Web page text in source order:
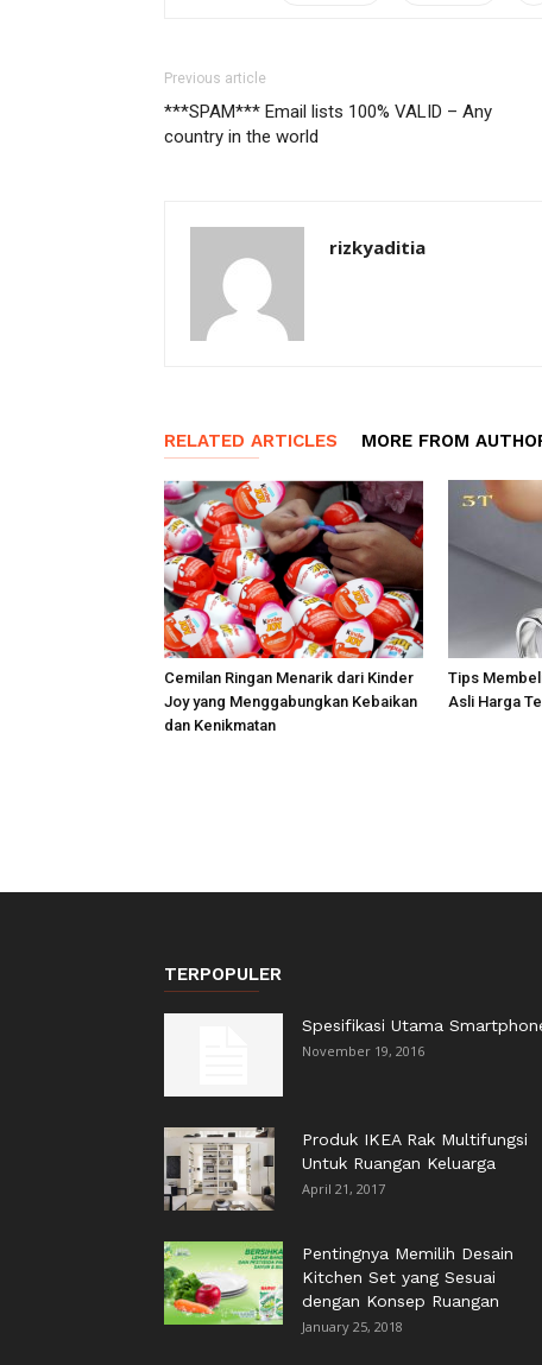
Previous article
***SPAM*** Email lists 100% VALID – Any
country in the world
rizkyaditia
RELATED ARTICLES MORE FROM
Cemilan Ringan Menarik dari Kinder
Joy yang Menggabungkan Kebaikan
dan Kenikmatan
Tips
Asli Harga
TERPOPULER
Spesifikasi Utama
November 19, 2016
Produk IKEA Rak Multifungsi
Untuk Ruangan Keluarga
April 21, 2017
Pentingnya Memilih Desain
Kitchen Set yang Sesuai
dengan Konsep Ruangan
January 25, 2018